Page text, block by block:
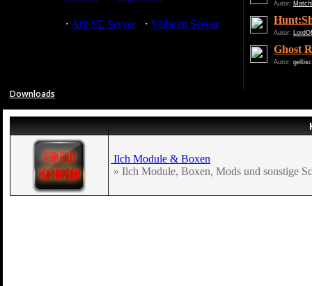
· Ark SE Server · Valheim Server
Autor:
Autor:
Ghost
Autor:
Downloads
Ilch Module & Boxen
» Ilch Module, Boxen, Mods und sonstige